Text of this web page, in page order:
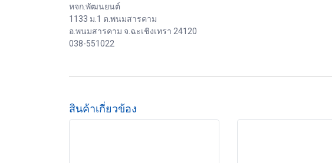
หจก.พัฒนยนต์
1133 ม.1 ต.พนมสารคาม
อ.พนมสารคาม จ.ฉะเชิงเทรา 24120
038-551022
สินค้าเกี่ยวข้อง